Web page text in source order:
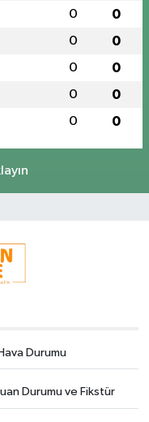
0 0
0 0
0 0
0 0
0 0
Durumu
Durumu ve Fikstür